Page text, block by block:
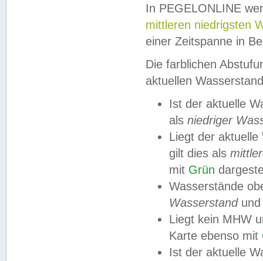
In PEGELONLINE
mittleren niedrigsten
einer Zeitspanne in
Die farblichen
aktuellen
Ist der aktuelle
als niedriger
Liegt der
gilt dies als
mit Grün
Wasserstände
Wasserstandund
Liegt kein MHW
Karte ebenso mit
Ist der aktuelle